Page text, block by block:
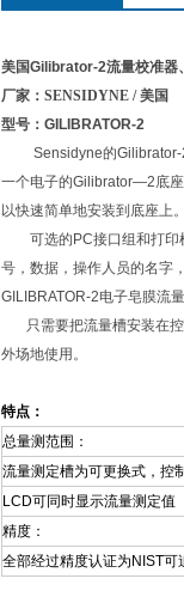
美国Gilibrator-2流量校准器
厂家： SENSIDYNE / 美国
型号：GILIBRATOR-2
Sensidyne的Gilibrator-2
一个电子的Gilibrator—2底座
以快速简单地安装到底座上
可选的PC接口组和打印
号，数据，操作人员的名字
GILIBRATOR-2电子皂膜流
只需要把流量槽安装在控
外场地使用。
特点：
总量测范围：
流量测定槽为可更换式，控
LCD可同时显示流量测定值
精度：
全部经过精度认证为NIST可